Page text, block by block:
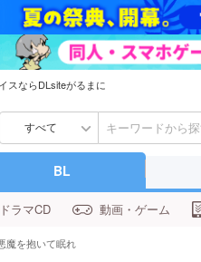
スならDLsiteがるまに
すべて
BL
ドラマCD 動画・ゲーム
魔を抱いて眠れ